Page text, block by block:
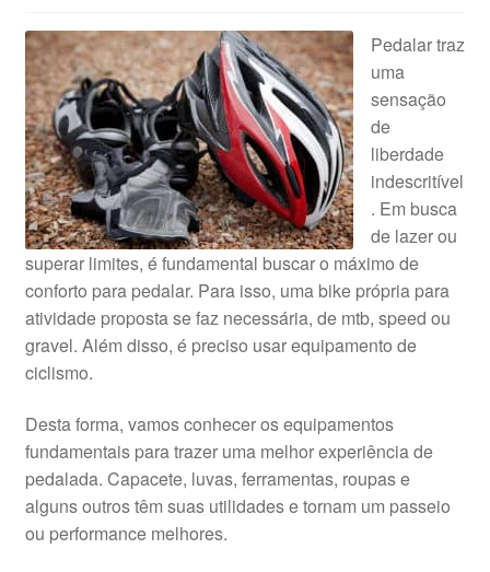
Pedalar traz
uma
sensação
de
liberdade
indescritível
. Em busca
de lazer ou
superar limites, é fundamental buscar o máximo de
conforto para pedalar. Para isso, uma bike própria para
atividade proposta se faz necessária, de mtb, speed ou
gravel. Além disso, é preciso usar equipamento de
ciclismo.
Desta forma, vamos conhecer os equipamentos
fundamentais para trazer uma melhor experiência de
pedalada. Capacete, luvas, ferramentas, roupas e
alguns outros têm suas utilidades e tornam um passeio
ou performance melhores.